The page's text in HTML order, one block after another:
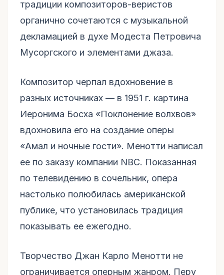
традиции композиторов-веристов
органично сочетаются с музыкальной
декламацией в духе Модеста Петровича
Мусоргского и элементами джаза.
Композитор черпал вдохновение в
разных источниках — в 1951 г. картина
Иеронима Босха «Поклонение волхвов»
вдохновила его на создание оперы
«Амал и ночные гости». Менотти написал
ее по заказу компании NBC. Показанная
по телевидению в сочельник, опера
настолько полюбилась американской
публике, что установилась традиция
показывать ее ежегодно.
Творчество Джан Карло Менотти не
ограничивается оперным жанром. Перу